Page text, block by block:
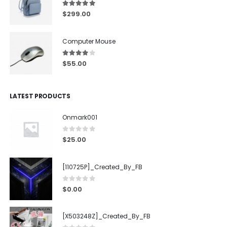
5.00out of 5
$299.00
Computer Mouse
4.00out of 5
$55.00
LATEST PRODUCTS
Onmark001
0out of 5
$25.00
[110725P]_Created_By_FB
0 out of 5
$0.00
[X503248Z]_Created_By_FB